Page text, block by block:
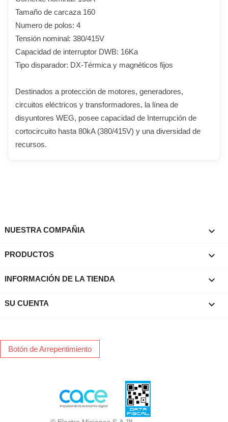
Tamaño de carcaza 160
Numero de polos: 4
Tensión nominal: 380/415V
Capacidad de interruptor DWB: 16Ka
Tipo disparador: DX-Térmica y magnéticos fijos
Destinados a protección de motores, generadores,
circuitos eléctricos y transformadores, la línea de
disyuntores WEG, posee capacidad de Interrupción de
cortocircuito hasta 80kA (380/415V) y una diversidad de
recursos.
NUESTRA COMPAÑIA 
PRODUCTOS 
INFORMACIÓN DE LA TIENDA keyboard_arrow_down
SU CUENTA 
Botón de Arrepentimiento